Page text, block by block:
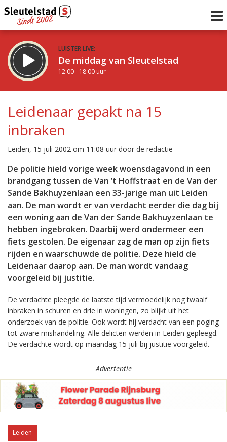
LUISTER LIVE:
De middag van Sleutelstad
12.00 - 18.00 uur
De avond van Sleutelstad
18.00 - 19.00 uur
Vorig uur
Inklappen
Leidenaar gepakt na 15
inbraken
Leiden, 15 juli 2002 om 11:08 uur door de redactie
De politie hield vorige week woensdagavond in een
brandgang tussen de Van ’t Hoffstraat en de Van der
Sande Bakhuyzenlaan een 33-jarige man uit Leiden
aan. De man wordt er van verdacht eerder die dag bij
een woning aan de Van der Sande Bakhuyzenlaan te
hebben ingebroken. Daarbij werd ondermeer een
fiets gestolen. De eigenaar zag de man op zijn fiets
rijden en waarschuwde de politie. Deze hield de
Leidenaar daarop aan. De man wordt vandaag
voorgeleid bij justitie.
De verdachte pleegde de laatste tijd vermoedelijk nog twaalf
inbraken in schuren en drie in woningen, zo blijkt uit het
onderzoek van de politie. Ook wordt hij verdacht van een poging
tot zware mishandeling. Alle delicten werden in Leiden gepleegd.
De verdachte wordt op maandag 15 juli bij justitie voorgeleid.
Advertentie
Leiden